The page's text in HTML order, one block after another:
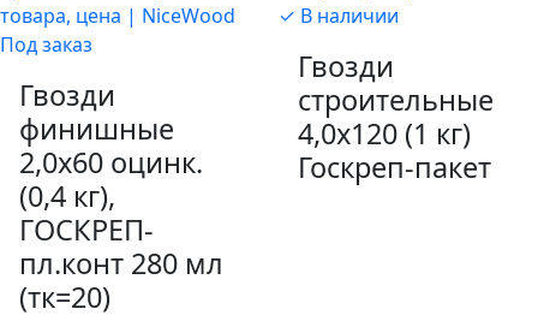
Под заказ
Гвозди
финишные
2,0х60 оцинк.
(0,4 кг),
ГОСКРЕП-
пл.конт 280 мл
(тк=20)
✓ В наличии
Гвозди
строительные
4,0х120 (1 кг)
Госкреп-пакет